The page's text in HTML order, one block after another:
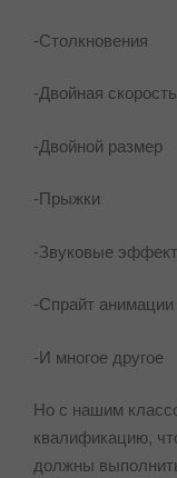
-Столкновения
-Двойная скорость
-Двойной размер
-Прыжки
-Звуковые
-Спрайт анимации
-И многое другое
Но с нашим
квалификацию,
должны